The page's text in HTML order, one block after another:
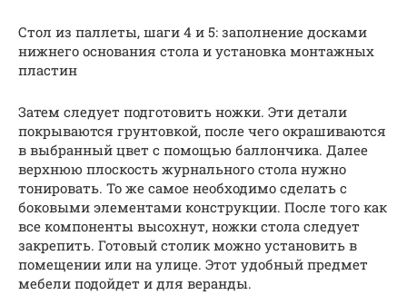
Стол из паллеты, шаги 4 и 5: заполнение досками
нижнего основания стола и установка монтажных
пластин
Затем следует подготовить ножки. Эти детали
покрываются грунтовкой, после чего окрашиваются
в выбранный цвет с помощью баллончика. Далее
верхнюю плоскость журнального стола нужно
тонировать. То же самое необходимо сделать с
боковыми элементами конструкции. После того как
все компоненты высохнут, ножки стола следует
закрепить. Готовый столик можно установить в
помещении или на улице. Этот удобный предмет
мебели подойдет и для веранды.